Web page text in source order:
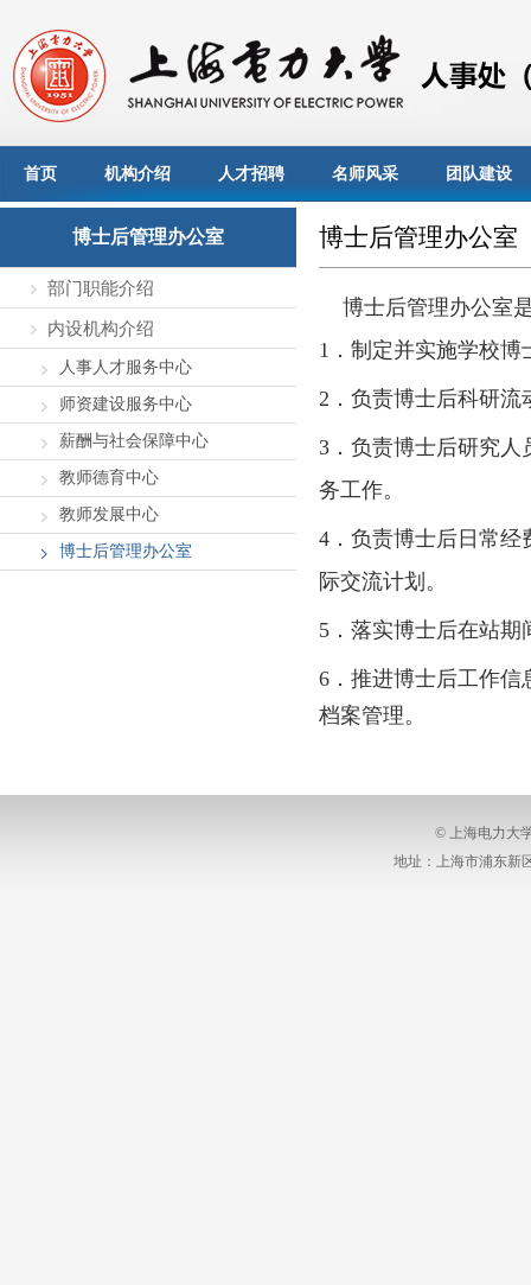
首页 机构介绍 人才招聘 名师风采 团队建设
博士后管理办公室
部门职能介绍
内设机构介绍
人事人才服务中心
师资建设服务中心
薪酬与社会保障中心
教师德育中心
教师发展中心
博士后管理办公室
博士后管理办公室
博士后管理办公室
1 ． 制定并实施学校博
2 ． 负责博士后科研流
3 ． 负责博士后研究人
务工作。
4 ． 负责博士后日常经
际交流计划。
5 ． 落实博士后在站期
6 ． 推进博士后工作信
档案管理。
© 上海电力大
地址：上海市浦东新